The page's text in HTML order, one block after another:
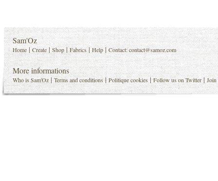
Sam'Oz
Home |Create |Shop |Fabrics |Help |Contact:contact@samoz.com
More informations
Who is Sam'Oz |Terms and conditions |Politique cookies |Follow us on Twitter |Join